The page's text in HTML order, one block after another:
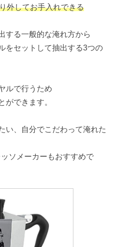
外してお手入れできる
する一般的な淹れ方から
をセットして抽出する3つの
ルで行うため
ができます。
い、自分でこだわって淹れた
ソメーカーもおすすめで